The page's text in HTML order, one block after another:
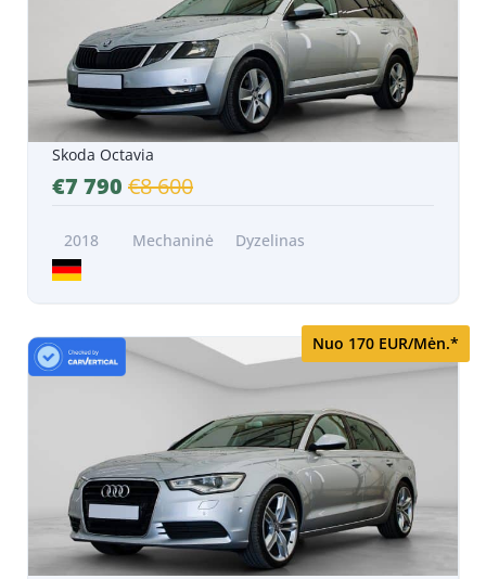
Skoda Octavia
€7 790 €8 600
2018 Mechaninė Dyzelinas
Nuo 170 EUR/Mėn.*